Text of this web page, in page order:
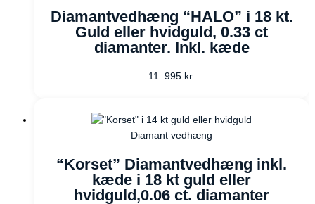
Diamantvedhæng “HALO” i 18 kt.
Guld eller hvidguld, 0.33 ct
diamanter. Inkl. kæde
11. 995 kr.
Diamant vedhæng
“Korset” Diamantvedhæng inkl.
kæde i 18 kt guld eller
hvidguld,0.06 ct. diamanter